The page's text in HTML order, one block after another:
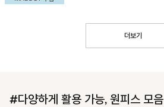
더보기
#다양하게 활용 가능, 원피스 모음